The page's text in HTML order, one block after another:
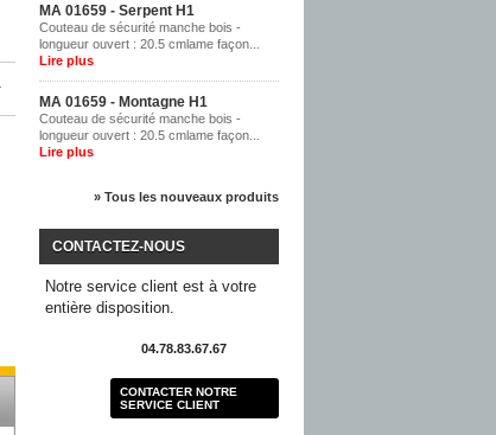
MA 01659 - Serpent H1
Couteau de sécurité manche bois -
longueur ouvert : 20.5 cmlame façon...
Lire plus
MA 01659 - Montagne H1
Couteau de sécurité manche bois -
longueur ouvert : 20.5 cmlame façon...
Lire plus
» Tous les nouveaux produits
CONTACTEZ-NOUS
Notre service client est à votre
entière disposition.
04.78.83.67.67
CONTACTER NOTRE
SERVICE CLIENT